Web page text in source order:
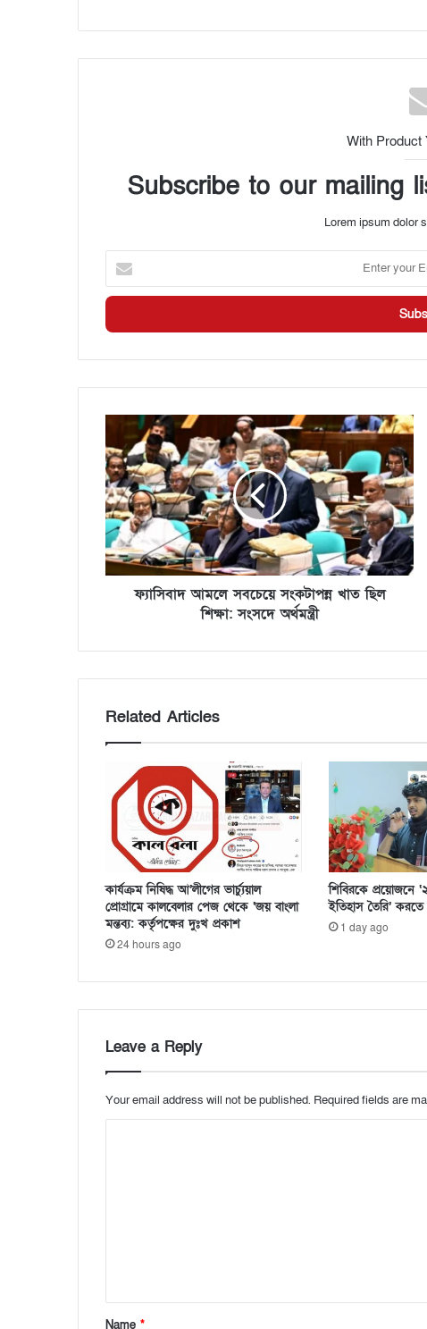
With Product
Subscribe to our mailing
Lorem ipsum dolor
ফ্যাসিবাদ আমলে সবচেয়ে সংকটাপন্ন খাত ছিল
শিক্ষা: সংসদে অর্থমন্ত্রী
Related Articles
কার্যক্রম নিষিদ্ধ আ’লীগের ভার্চ্যুয়াল
প্রোগ্রামে কালবেলার পেজ থেকে ‘জয় বাংলা
মন্তব্য: কর্তৃপক্ষের দুঃখ প্রকাশ
24 hours ago
শিবিরকে প্রয়োজনে
ইতিহাস তৈরি’
1 day ago
Leave a Reply
Your email address will not be published. Required fields are
*Name *